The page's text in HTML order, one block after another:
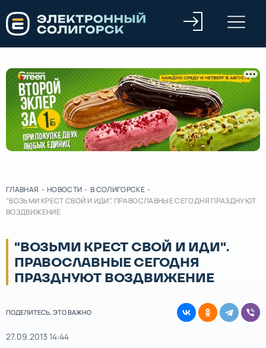
ГЛАВНАЯ - НОВОСТИ - В СОЛИГОРСКЕ -
"ВОЗЬМИ КРЕСТ СВОЙ И ИДИ". ПРАВОСЛАВНЫЕ СЕГОДНЯ ПРАЗДНУЮТ
ВОЗДВИЖЕНИЕ
"ВОЗЬМИ КРЕСТ СВОЙ И ИДИ".
ПРАВОСЛАВНЫЕ СЕГОДНЯ
ПРАЗДНУЮТ ВОЗДВИЖЕНИЕ
ПОДЕЛИТЕСЬ, ЭТО ВАЖНО
27.09.2013 14:44